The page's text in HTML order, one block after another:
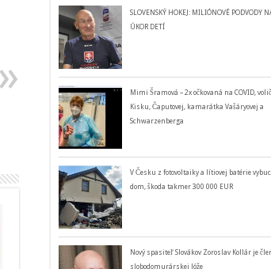
SLOVENSKÝ HOKEJ: MILIÓNOVÉ PODVODY
ÚKOR DETÍ
Mimi Šramová – 2x očkovaná na COVID,
Kisku, Čaputovej, kamarátka Vašáryovej a
Schwarzenberga
V Česku z fotovoltaiky a lítiovej batérie
dom, škoda takmer 300 000 EUR
Nový spasiteľ Slovákov Zoroslav Kollár je
slobodomurárskej lóže